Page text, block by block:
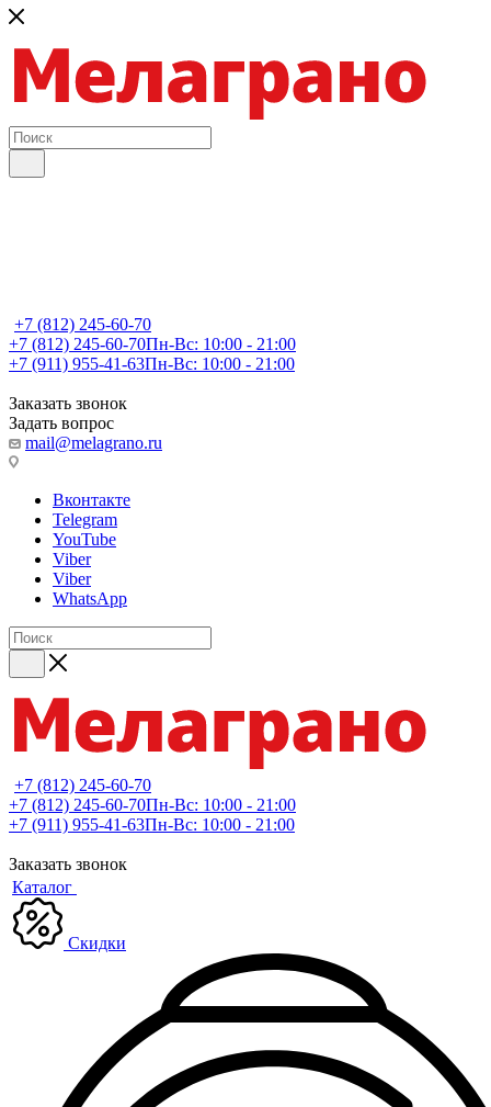
+7 (812) 245-60-70
+7 (812) 245-60-70Пн-Вс: 10:00 - 21:00
+7 (911) 955-41-63Пн-Вс: 10:00 - 21:00
Заказать звонок
Задать вопрос
mail@melagrano.ru
Вконтакте
Telegram
YouTube
Viber
Viber
WhatsApp
+7 (812) 245-60-70
+7 (812) 245-60-70Пн-Вс: 10:00 - 21:00
+7 (911) 955-41-63Пн-Вс: 10:00 - 21:00
Заказать звонок
Каталог
Скидки